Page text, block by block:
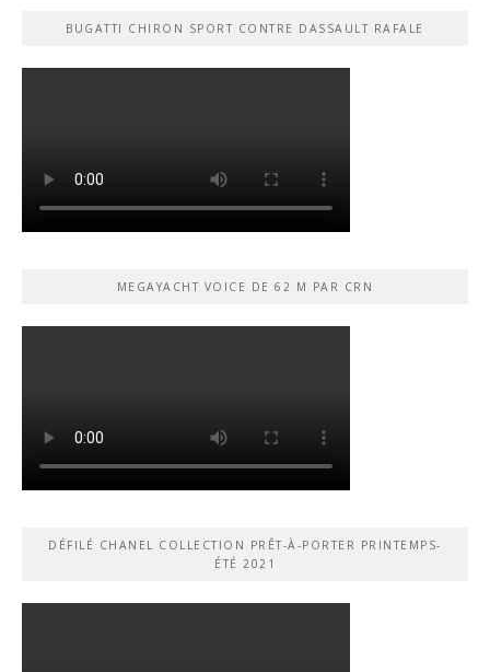
BUGATTI CHIRON SPORT CONTRE DASSAULT RAFALE
MEGAYACHT VOICE DE 62 M PAR CRN
DÉFILÉ CHANEL COLLECTION PRÊT-À-PORTER PRINTEMPS-
ÉTÉ 2021